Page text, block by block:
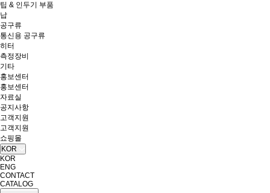
팁 & 인두기 부품
납
공구류
통신용 공구류
히터
측정장비
기타
홍보센터
홍보센터
자료실
공지사항
고객지원
고객지원
쇼핑몰
KOR
KOR
ENG
CONTACT
CATALOG